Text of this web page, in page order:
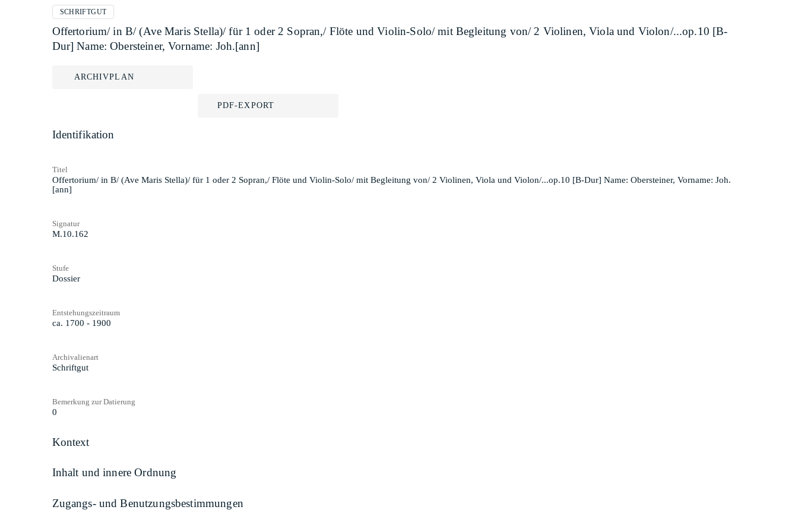
SCHRIFTGUT
Offertorium/ in B/ (Ave Maris Stella)/ für 1 oder 2 Sopran,/ Flöte und Violin-Solo/ mit Begleitung von/ 2 Violinen, Viola und Violon/...op.10 [B-
Dur] Name: Obersteiner, Vorname: Joh.[ann]
ARCHIVPLAN
PDF-EXPORT
Identifikation
Titel
Offertorium/ in B/ (Ave Maris Stella)/ für 1 oder 2 Sopran,/ Flöte und Violin-Solo/ mit Begleitung von/ 2 Violinen, Viola und Violon/...op.10 [B-Dur] Name: Obersteiner, Vorname: Joh.
[ann]
Signatur
M.10.162
Stufe
Dossier
Entstehungszeitraum
ca. 1700 - 1900
Archivalienart
Schriftgut
Bemerkung zur Datierung
0
Kontext
Inhalt und innere Ordnung
Zugangs- und Benutzungsbestimmungen